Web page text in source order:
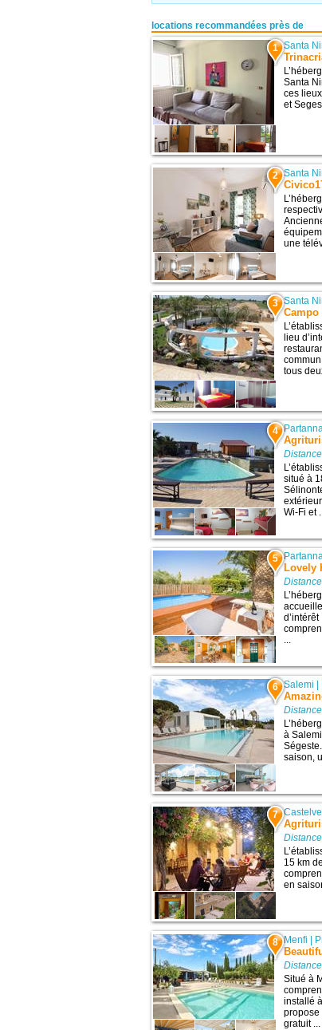
locations recommandées près de
1 Santa
Santa
ces
et
2 Santa
une
3 Santa
lieu
tous
4
situé à
Wi-Fi et
5
Lovely
...
6 Salemi |
à
saison,
7
15 km
en
8 Menfi |
Situé à
installé
propose
gratuit ...